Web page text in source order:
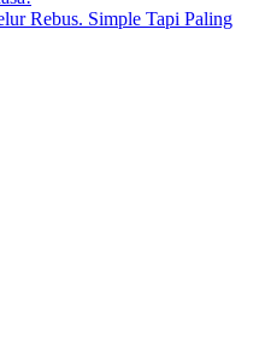
Rebus. Simple Tapi Paling